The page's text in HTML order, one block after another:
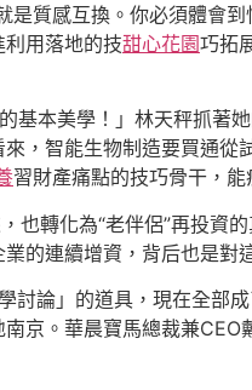
質感互換。你必須體會
用落地的技甜心花園巧拓
本美學！」林天秤抓著
，智能生物制造要買通
習財產痛點的技巧骨干，能
也轉化為“老伴侶”再投資
的連續增資，背后也是對
論」的道具，現在全部
京。華晨寶馬總裁兼